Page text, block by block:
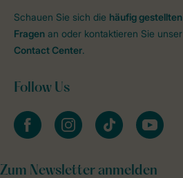
Schauen Sie sich die häufig gestellten
Fragen an oder kontaktieren Sie unser
Contact Center.
Follow Us
facebookinstagramtiktok youtube
Zum Newsletter anmelden